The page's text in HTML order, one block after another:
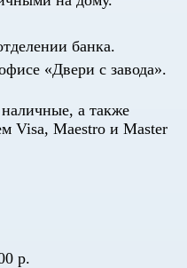
банка.
«Двери с завода».
а также
Visa, Maestro и Master
р.